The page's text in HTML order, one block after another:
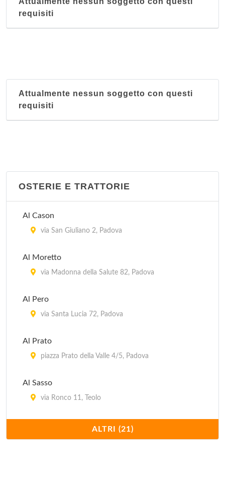
requisiti
Attualmente nessun soggetto con questi
requisiti
OSTERIE E TRATTORIE
Al Cason
via San Giuliano 2, Padova
Al Moretto
via Madonna della Salute 82, Padova
Al Pero
via Santa Lucia 72, Padova
Al Prato
piazza Prato della Valle 4/5, Padova
Al Sasso
via Ronco 11, Teolo
Antica Trattoria al Bosco
via Valmarana 13, Saonara
ALTRI (21)